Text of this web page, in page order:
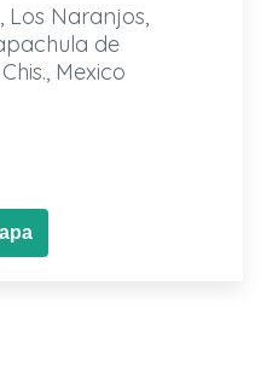
Los Naranjos,
de
Mexico